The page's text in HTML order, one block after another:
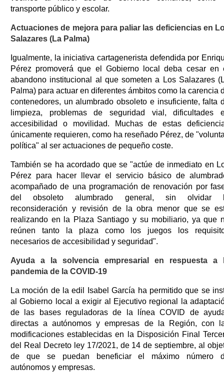
transporte público y escolar.
Actuaciones de mejora para paliar las deficiencias en
Salazares (La Palma)
Igualmente, la iniciativa cartagenerista defendida por
Pérez promoverá que el Gobierno local deba cesar en
abandono institucional al que someten a Los Salazares
Palma) para actuar en diferentes ámbitos como la carencia
contenedores, un alumbrado obsoleto e insuficiente, falta
limpieza, problemas de seguridad vial, dificultades
accesibilidad o movilidad. Muchas de estas
únicamente requieren, como ha reseñado Pérez, de
política" al ser actuaciones de pequeño coste.
También se ha acordado que se "actúe de inmediato en
Pérez para hacer llevar el servicio básico de
acompañado de una programación de renovación por
del obsoleto alumbrado general, sin olvidar
reconsideración y revisión de la obra menor que se
realizando en la Plaza Santiago y su mobiliario, ya que
reúnen tanto la plaza como los juegos los
necesarios de accesibilidad y seguridad".
Ayuda a la solvencia empresarial en respuesta a
pandemia de la COVID-19
La moción de la edil Isabel García ha permitido que se
al Gobierno local a exigir al Ejecutivo regional la
de las bases reguladoras de la línea COVID de
directas a autónomos y empresas de la Región, con
modificaciones establecidas en la Disposición Final
del Real Decreto ley 17/2021, de 14 de septiembre, al
de que se puedan beneficiar el máximo número
autónomos y empresas.